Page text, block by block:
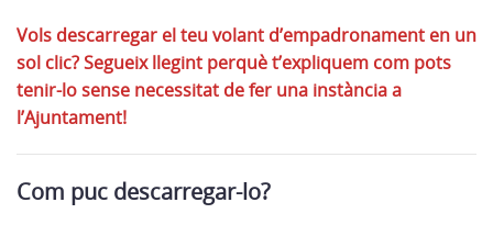
Vols descarregar el teu volant d’empadronament en un
sol clic? Segueix llegint perquè t’expliquem com pots
tenir-lo sense necessitat de fer una instància a
l’Ajuntament!
Com puc descarregar-lo?